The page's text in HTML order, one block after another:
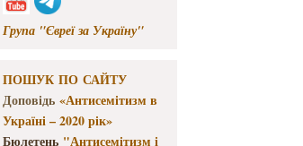
Група "Євреї за Україну"
ПОШУК ПО САЙТУ
Доповідь «Антисемітизм в
Україні – 2020 рік»
Бюлетень "Антисемітизм і